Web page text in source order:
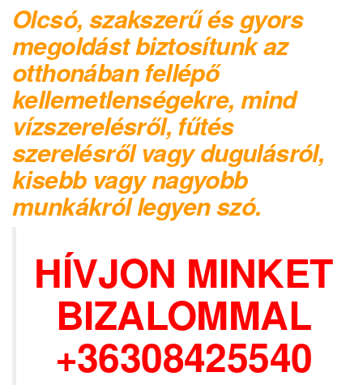
Olcsó, szakszerű és gyors
megoldást biztosítunk az
otthonában fellépő
kellemetlenségekre, mind
vízszerelésről, fűtés
szerelésről vagy dugulásról,
kisebb vagy nagyobb
munkákról legyen szó.
HÍVJON MINKET
BIZALOMMAL
+36308425540